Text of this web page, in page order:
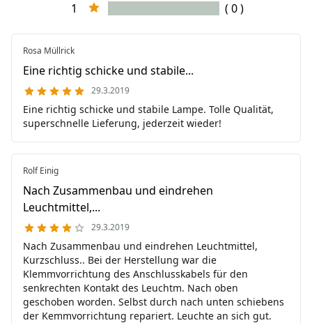
1
( 0 )
Rosa Müllrick
Eine richtig schicke und stabile...
29.3.2019
Eine richtig schicke und stabile Lampe. Tolle Qualität,
superschnelle Lieferung, jederzeit wieder!
Rolf Einig
Nach Zusammenbau und eindrehen
Leuchtmittel,...
29.3.2019
Nach Zusammenbau und eindrehen Leuchtmittel,
Kurzschluss.. Bei der Herstellung war die
Klemmvorrichtung des Anschlusskabels für den
senkrechten Kontakt des Leuchtm. Nach oben
geschoben worden. Selbst durch nach unten schiebens
der Kemmvorrichtung repariert. Leuchte an sich gut.